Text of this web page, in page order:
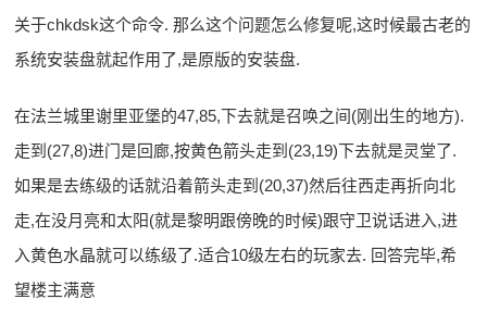
关于chkdsk这个命令. 那么这个问题怎么修复呢,这时候最古老的
系统安装盘就起作用了,是原版的安装盘.
在法兰城里谢里亚堡的47,85,下去就是召唤之间(刚出生的地方).
走到(27,8)进门是回廊,按黄色箭头走到(23,19)下去就是灵堂了.
如果是去练级的话就沿着箭头走到(20,37)然后往西走再折向北
走,在没月亮和太阳(就是黎明跟傍晚的时候)跟守卫说话进入,进
入黄色水晶就可以练级了.适合10级左右的玩家去. 回答完毕,希
望楼主满意